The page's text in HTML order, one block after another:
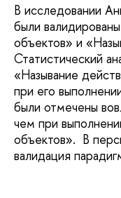
В исследовании
были
объектов» и
Статистический
«Называние
при его
были отмечены
чем при
объектов». В
валидация